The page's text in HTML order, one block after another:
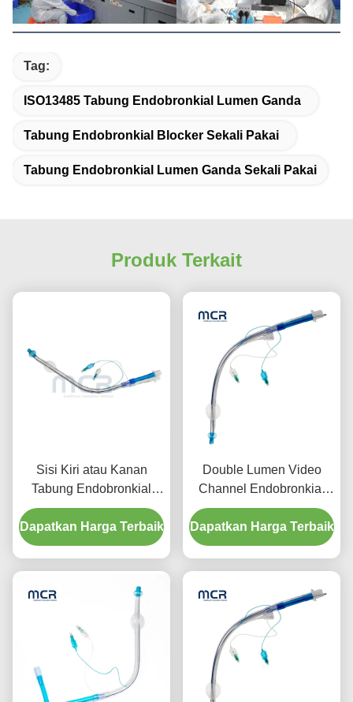
Tag:
ISO13485 Tabung Endobronkial Lumen Ganda
Tabung Endobronkial Blocker Sekali Pakai
Tabung Endobronkial Lumen Ganda Sekali Pakai
Produk Terkait
Sisi Kiri atau Kanan
Tabung Endobronkial
Lumen Ganda Dengan
Saluran Video
Dapatkan Harga Terbaik
Double Lumen Video
Channel Endobronkial
Tube Visual Oral PVC
Plain
Dapatkan Harga Terbaik